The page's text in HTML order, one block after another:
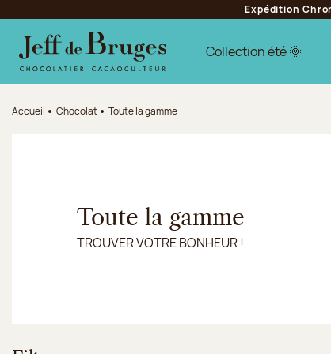
Aller au contenu principal
Aller au pied de page
Expédition
Collection été 🌞
Accueil Chocolat Toute la gamme
Toute la gamme
TROUVER VOTRE BONHEUR !